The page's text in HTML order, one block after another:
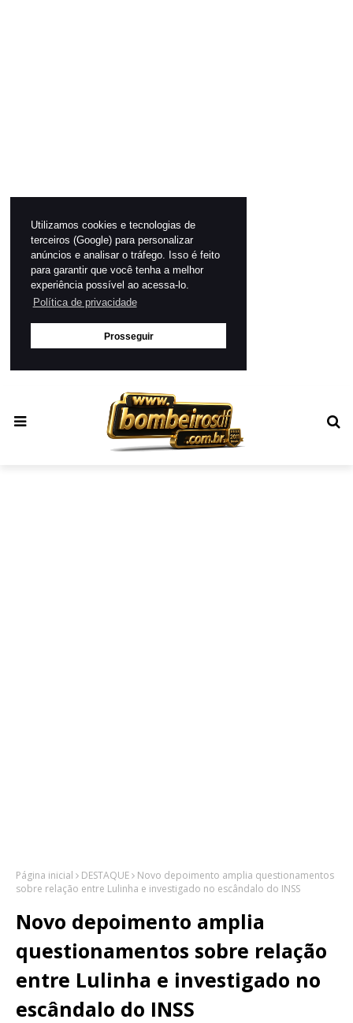
Utilizamos cookies e tecnologias de
terceiros (Google) para personalizar
anúncios e analisar o tráfego. Isso é feito
para garantir que você tenha a melhor
experiência possível ao acessa-lo.
Política de privacidade
Prosseguir
Página inicial DESTAQUE
Novo depoimento amplia questionamentos
sobre relação entre Lulinha e investigado no escândalo do INSS
Novo depoimento amplia
questionamentos sobre relação
entre Lulinha e investigado no
escândalo do INSS